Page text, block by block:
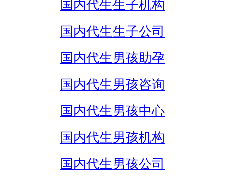
国内代生生子机构
国内代生生子公司
国内代生男孩助孕
国内代生男孩咨询
国内代生男孩中心
国内代生男孩机构
国内代生男孩公司